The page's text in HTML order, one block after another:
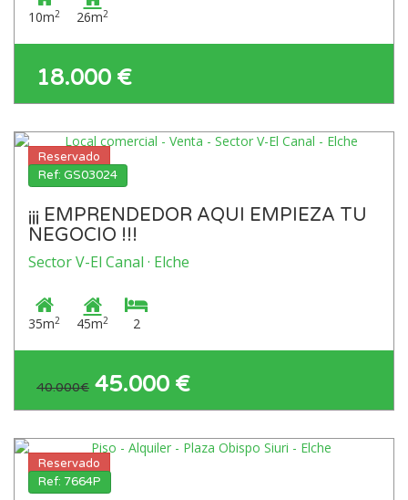
10m2 26m2
18.000 €
Reservado
Ref: GS03024
¡¡¡ EMPRENDEDOR AQUI EMPIEZA TU
NEGOCIO !!!
Sector V-El Canal · Elche
35m2 45m2 2
40.000€ 45.000 €
Reservado
Ref: 7664P